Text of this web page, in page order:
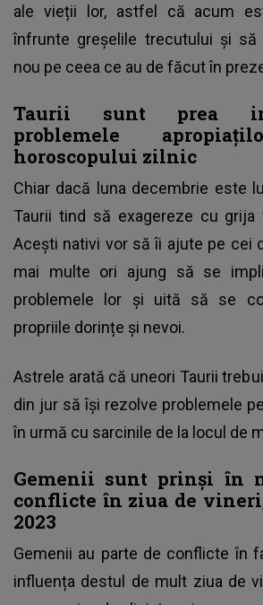
ale vieții lor, astfel că acum
înfrunte greșelile trecutului și
nou pe ceea ce au de făcut în
Taurii sunt prea
problemele
horoscopului zilnic
Chiar dacă luna decembrie este
Taurii tind să exagereze cu grija
Acești nativi vor să îi ajute pe cei
mai multe ori ajung să se
problemele lor și uită să se
propriile dorințe și nevoi.
Astrele arată că uneori Taurii
din jur să își rezolve problemele
în urmă cu sarcinile de la locul de
Gemenii sunt prinși în
conflicte în ziua de
2023
Gemenii au parte de conflicte în
influența destul de mult ziua de